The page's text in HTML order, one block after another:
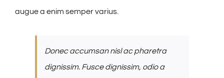
augue a enim semper varius.
Donec accumsan nisl ac pharetra
dignissim. Fusce dignissim, odio a